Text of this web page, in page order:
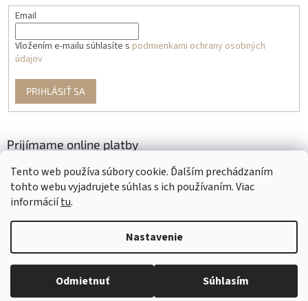
Tento web používa súbory cookie. Ďalším prechádzaním
tohto webu vyjadrujete súhlas s ich používaním. Viac
informáciítu.
Nastavenie
Odmietnuť Súhlasím
Email
Vložením e-mailu súhlasíte s podmienkami ochrany osobných
údajov
PRIHLÁSIŤ SA
Prijímame online platby
Vytvoril Shoptet
Copyright 2026Krajčírkovo . Všetky práva vyhradené.